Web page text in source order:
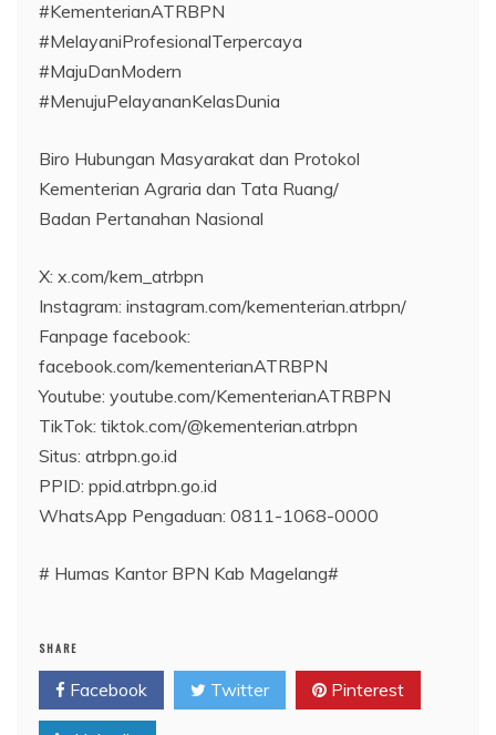
#KementerianATRBPN
#MelayaniProfesionalTerpercaya
#MajuDanModern
#MenujuPelayananKelasDunia
Biro Hubungan Masyarakat dan Protokol
Kementerian Agraria dan Tata Ruang/
Badan Pertanahan Nasional
X: x.com/kem_atrbpn
Instagram: instagram.com/kementerian.atrbpn/
Fanpage facebook:
facebook.com/kementerianATRBPN
Youtube: youtube.com/KementerianATRBPN
TikTok: tiktok.com/@kementerian.atrbpn
Situs: atrbpn.go.id
PPID: ppid.atrbpn.go.id
WhatsApp Pengaduan: 0811-1068-0000
# Humas Kantor BPN Kab Magelang#
SHARE
Facebook Twitter Pinterest